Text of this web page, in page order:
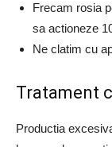
Frecam rosia
sa actioneze
Ne clatim cu
Tratament
Productia